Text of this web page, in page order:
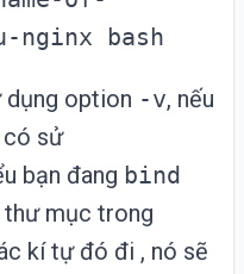
nginx bash
dụng option -v, nếu
có sử
bạn đang bind
mục trong
kí tự đó đi , nó sẽ